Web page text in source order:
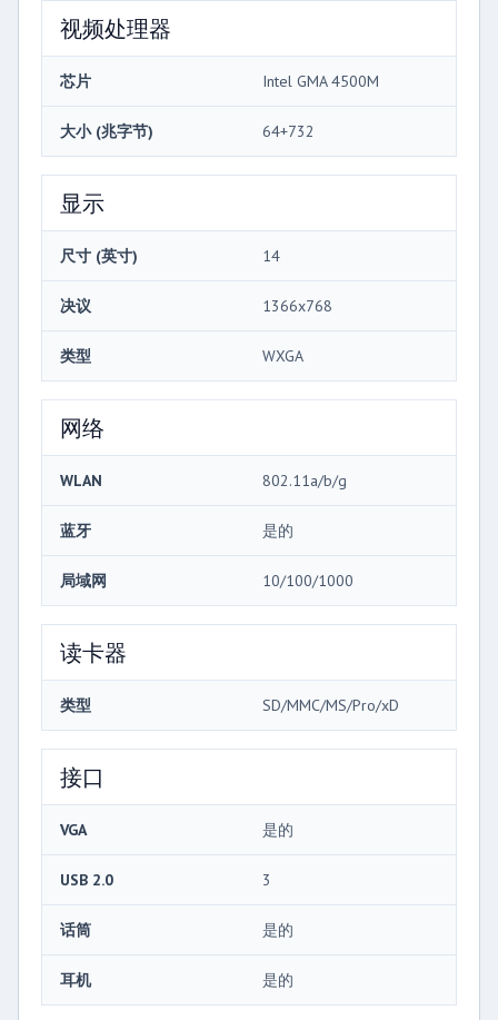
视频处理器
芯片 Intel GMA 4500M
大小 (兆字节) 64+732
显示
尺寸 (英寸) 14
决议 1366x768
类型 WXGA
网络
WLAN 802.11a/b/g
蓝牙 是的
局域网 10/100/1000
读卡器
类型 SD/MMC/MS/Pro/xD
接口
VGA 是的
USB 2.0 3
话筒 是的
耳机 是的